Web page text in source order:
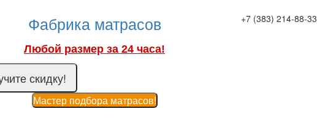
+7 (383) 214-88-33
Фабрика матрасов
Любой размер за 24 часа!
скидку!
Мастер подбора матрасов!